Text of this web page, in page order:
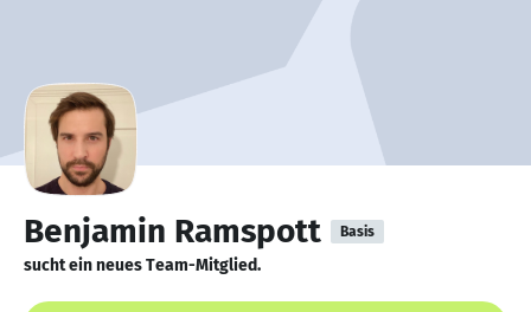
Benjamin Ramspott Basis
sucht ein neues Team-Mitglied.